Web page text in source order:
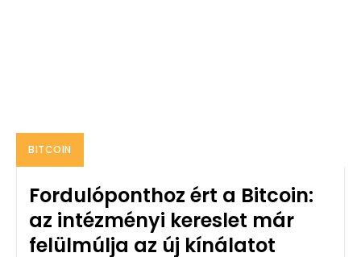
BITCOIN
Fordulóponthoz ért a Bitcoin:
az intézményi kereslet már
felülmúlja az új kínálatot